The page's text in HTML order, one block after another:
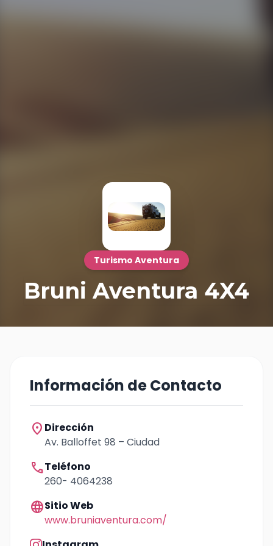
Turismo Aventura
Bruni Aventura 4X4
Información de Contacto
location_on Dirección
Av. Balloffet 98 – Ciudad
callTeléfono
260- 4064238
languageSitio Web
www.bruniaventura.com/